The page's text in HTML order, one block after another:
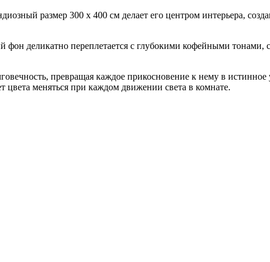
размер 300 x 400 см делает его центром интерьера,
деликатно переплетается с глубокими кофейными тонами,
превращая каждое прикосновение к нему в
меняться при каждом движении света в комнате.